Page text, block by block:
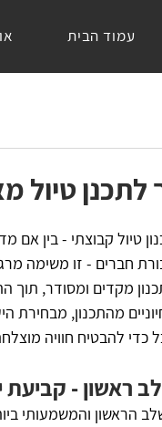
עמוד הבית
לתכנן טיול
טיול קבוצתי - בין אם
חברים - זו משימה
מקדים ומסודר, תוך
מהתכנון, מבחירת
כדי להבטיח חוויה
ראשון - קביעת
הראשון והמשמעותי